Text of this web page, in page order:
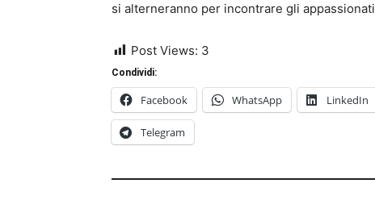
si alterneranno per incontrare gli
Post Views: 3
Condividi:
Facebook WhatsApp LinkedIn
Telegram